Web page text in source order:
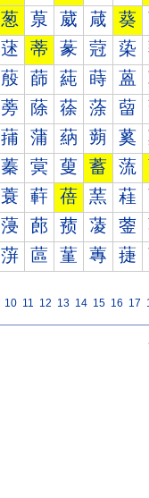
葱 葲 葳 葴 葵
蒁 蒂 蒃 蒄 蒅
蒑 蒒 蒓 蒔 蒕
蒡 蒢 蒣 蒤 蒥
蒱 蒲 蒳 蒴 蒵
蓁 蓂 蓃 蓄 蓅
蓑 蓒 蓓 蓔 蓕
蓡 蓢 蓣 蓤 蓥
蓱 蓲 蓳 蓴 蓵
10 11 12 13 14 15 16 17